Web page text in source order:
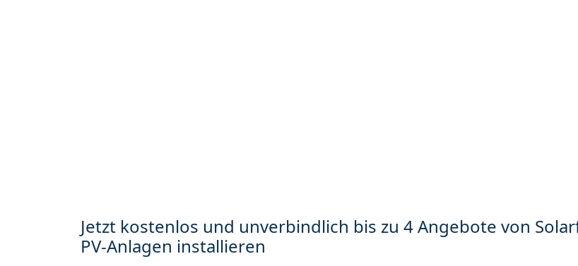
Jetzt kostenlos und unverbindlich bis zu 4 Angebote von
PV-Anlagen installieren